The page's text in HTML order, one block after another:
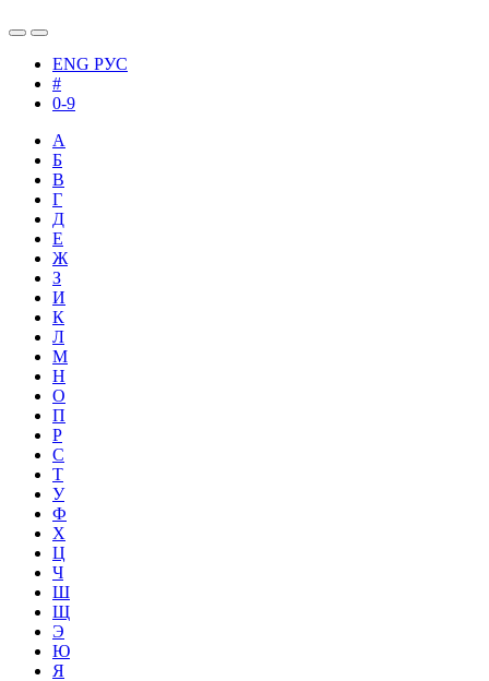
ENG РУС
#
0-9
А
Б
В
Г
Д
Е
Ж
З
И
К
Л
М
Н
О
П
Р
С
Т
У
Ф
Х
Ц
Ч
Ш
Щ
Э
Ю
Я